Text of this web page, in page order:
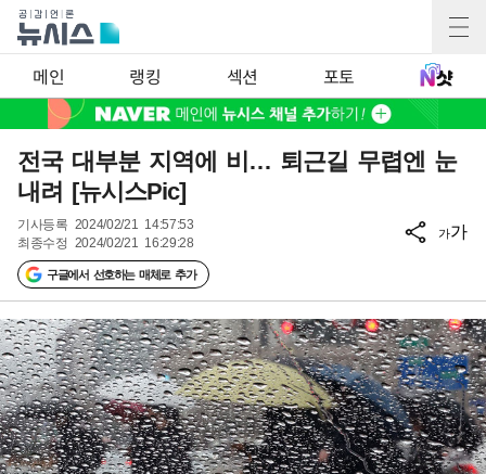
메인 랭킹 섹션 포토
전국 대부분 지역에 비… 퇴근길 무렵엔 눈
내려 [뉴시스Pic]
기사등록 2024/02/21 14:57:53
최종수정 2024/02/21 16:29:28
구글에서 선호하는 매체로 추가
가가